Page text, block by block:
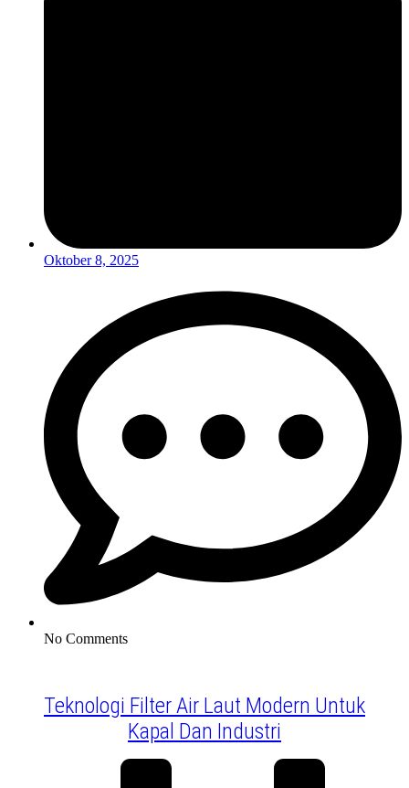
Oktober 8, 2025
No Comments
Teknologi Filter Air Laut Modern Untuk
Kapal Dan Industri